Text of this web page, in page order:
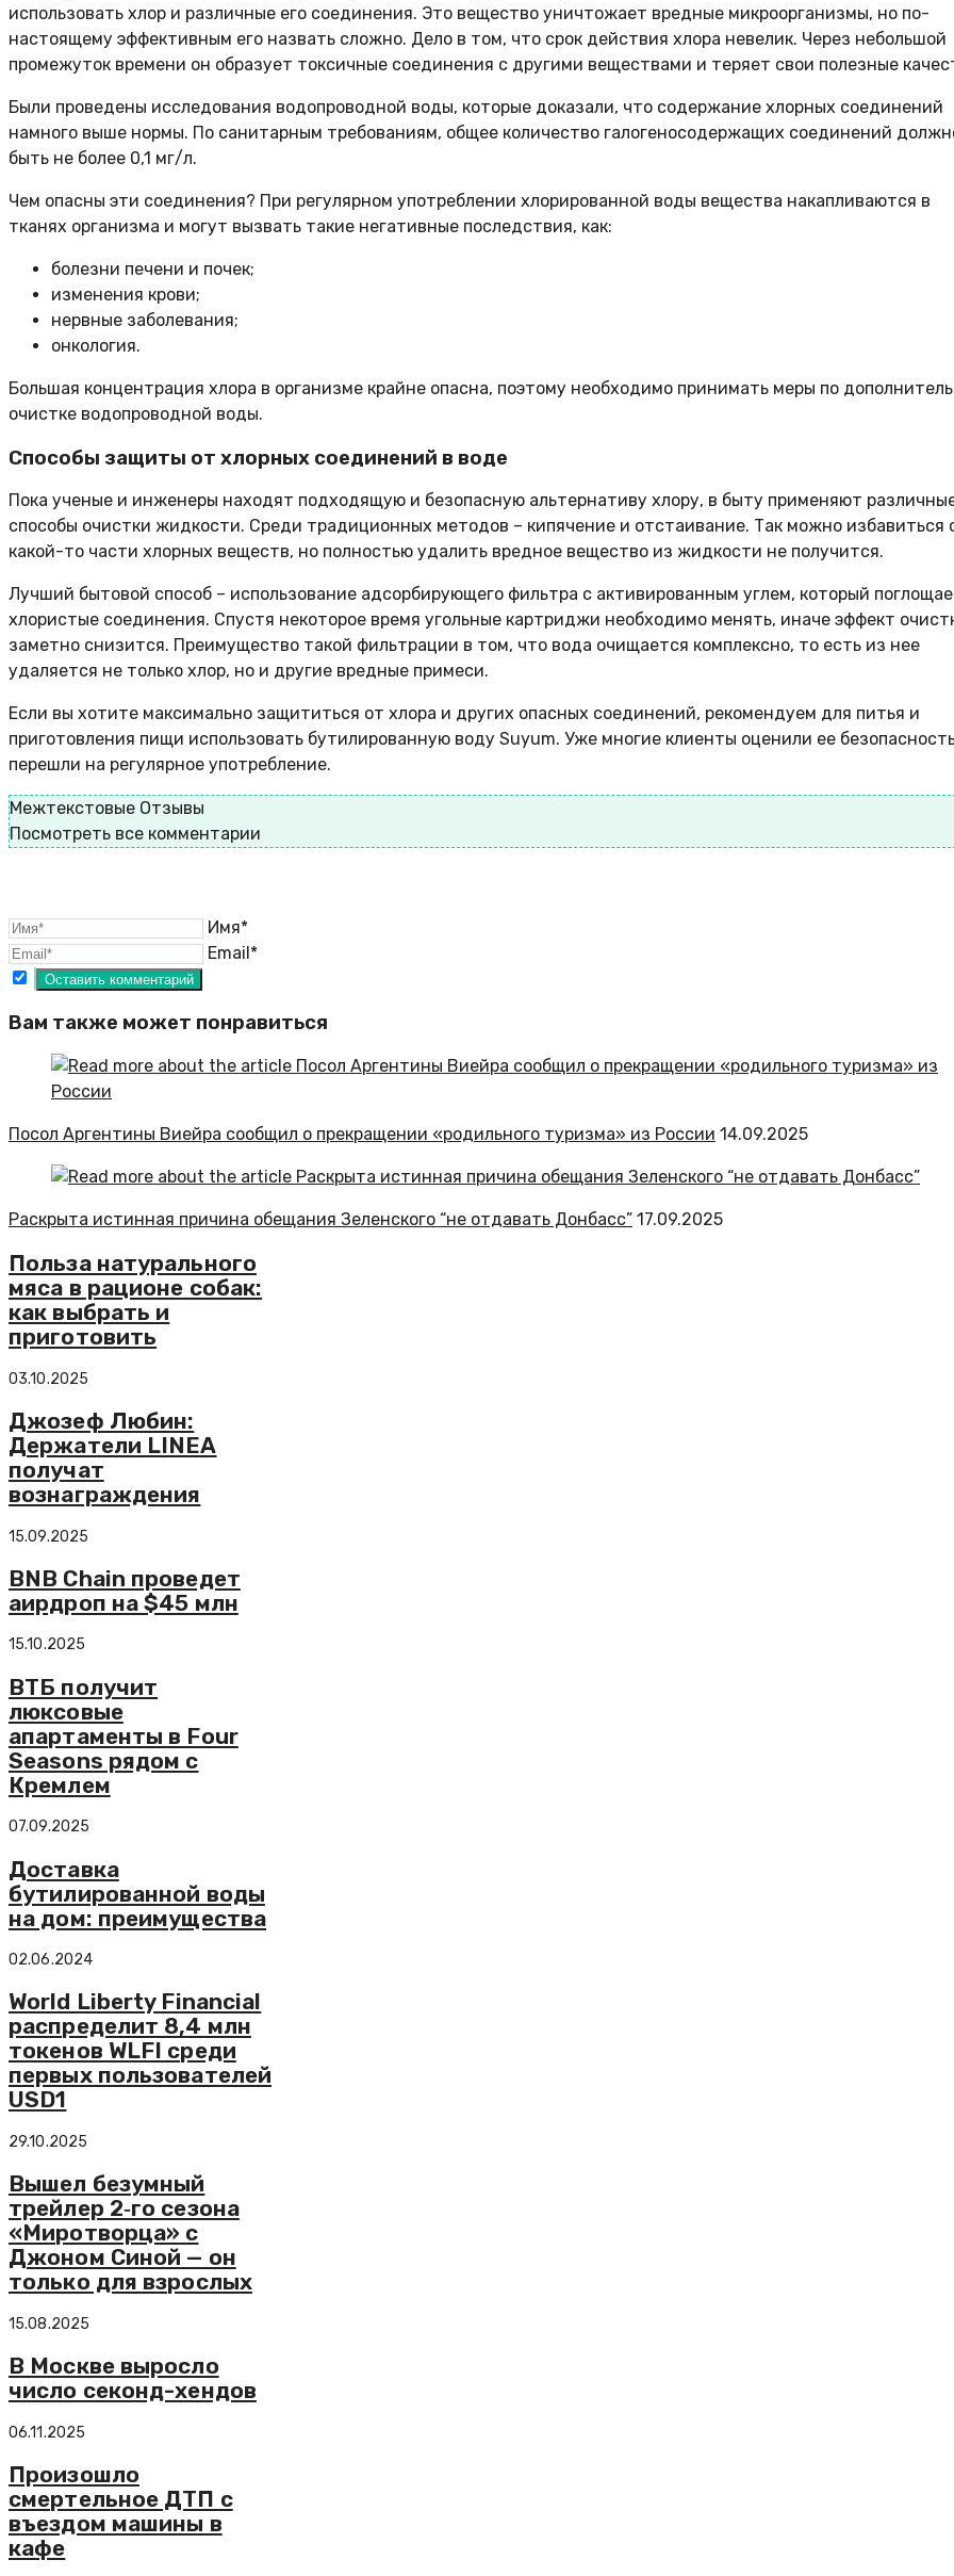
использовать хлор и различные его соединения. Это вещество уничтожает вредные микроорганизмы, но по-
настоящему эффективным его назвать сложно. Дело в том, что срок действия хлора невелик. Через небольшой
промежуток времени он образует токсичные соединения с другими веществами и теряет свои полезные
Были проведены исследования водопроводной воды, которые доказали, что содержание хлорных соединений
намного выше нормы. По санитарным требованиям, общее количество галогеносодержащих соединений
быть не более 0,1 мг/л.
Чем опасны эти соединения? При регулярном употреблении хлорированной воды вещества накапливаются в
тканях организма и могут вызвать такие негативные последствия, как:
болезни печени и почек;
изменения крови;
нервные заболевания;
онкология.
Большая концентрация хлора в организме крайне опасна, поэтому необходимо принимать меры по
очистке водопроводной воды.
Способы защиты от хлорных соединений в воде
Пока ученые и инженеры находят подходящую и безопасную альтернативу хлору, в быту применяют
способы очистки жидкости. Среди традиционных методов – кипячение и отстаивание. Так можно избавиться
какой-то части хлорных веществ, но полностью удалить вредное вещество из жидкости не получится.
Лучший бытовой способ – использование адсорбирующего фильтра с активированным углем, который
хлористые соединения. Спустя некоторое время угольные картриджи необходимо менять, иначе эффект
заметно снизится. Преимущество такой фильтрации в том, что вода очищается комплексно, то есть из нее
удаляется не только хлор, но и другие вредные примеси.
Если вы хотите максимально защититься от хлора и других опасных соединений, рекомендуем для питья и
приготовления пищи использовать бутилированную воду Suyum. Уже многие клиенты оценили ее
перешли на регулярное употребление.
Межтекстовые Отзывы
Посмотреть все комментарии
Имя*
Email*
Вам также может понравиться
Посол Аргентины Виейра сообщил о прекращении «родильного туризма» из России 14.09.2025
Раскрыта истинная причина обещания Зеленского “не отдавать Донбасс” 17.09.2025
Польза натурального
мяса в рационе собак:
как выбрать и
приготовить
03.10.2025
Джозеф Любин:
Держатели LINEA
получат
вознаграждения
15.09.2025
BNB Chain проведет
аирдроп на $45 млн
15.10.2025
ВТБ получит
люксовые
апартаменты в Four
Seasons рядом с
Кремлем
07.09.2025
Доставка
бутилированной воды
на дом: преимущества
02.06.2024
World Liberty Financial
распределит 8,4 млн
токенов WLFI среди
первых пользователей
USD1
29.10.2025
Вышел безумный
трейлер 2‑го сезона
«Миротворца» с
Джоном Синой — он
только для взрослых
15.08.2025
В Москве выросло
число секонд-хендов
06.11.2025
Произошло
смертельное ДТП с
въездом машины в
кафе